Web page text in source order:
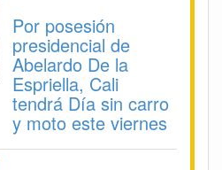
Por posesión
presidencial de
Abelardo De la
Espriella, Cali
tendrá Día sin carro
y moto este viernes